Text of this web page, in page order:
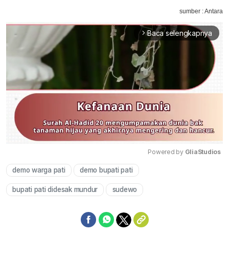
sumber : Antara
arrow_forward_ios Baca selengkapnya
Powered by GliaStudios
demo warga pati demo bupati pati
bupati pati didesak mundur sudewo